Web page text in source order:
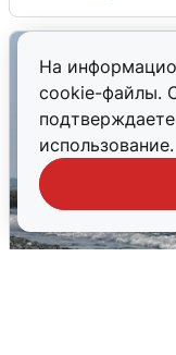
На
cookie-файлы.
использование.